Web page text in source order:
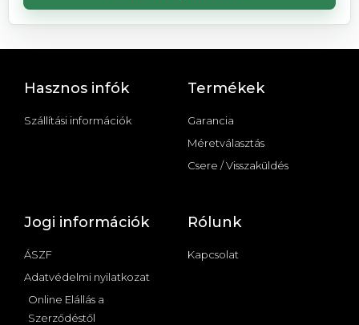
Hasznos infók
Szállítási információk
Termékek
Garancia
Méretválasztás
Csere / Visszaküldés
Jogi információk
ÁSZF
Adatvédelmi nyilatkozat
Online Elállás a
Szerződéstől
Rólunk
Kapcsolat